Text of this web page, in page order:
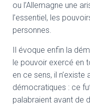
ou l’Allemagne une
l’essentiel, les
personnes.
Il évoque enfin la
le pouvoir exercé en
en ce sens, il n’existe
démocratiques : ce
palabraient avant de